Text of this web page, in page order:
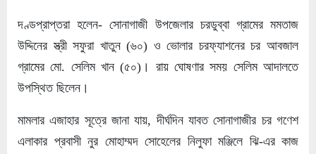
দণ্ডপ্রাপ্তরা হলেন- সোনাগাজী উপজেলার চরডুব্বা গ্রামের মমতাজ
উদ্দিনের স্ত্রী সফুরা খাতুন (৬০) ও ভোলার চরফ্যাশনের চর আবজাল
গ্রামের মো. সেলিম খান (৫০)। রায় ঘোষণার সময় সেলিম আদালতে
উপস্থিত ছিলেন।
মামলার এজাহার সূত্রে জানা যায়, দীর্ঘদিন যাবত সোনাগাজীর চর গণেশ
এলাকার প্রবাসী নুর মোহাম্মদ সোহেলের নিলুফা মঞ্জিলে ঝি-এর কাজ